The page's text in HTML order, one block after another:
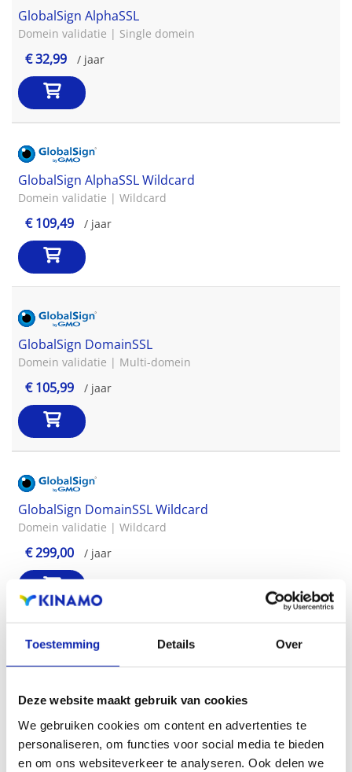
Toestemming Details Over
Deze website maakt gebruik van cookies
We gebruiken cookies om content en advertenties te
personaliseren, om functies voor social media te bieden
en om ons websiteverkeer te analyseren. Ook delen we
GlobalSign AlphaSSL
Domein validatie | Single domein
€ 32,99 / jaar
GlobalSign AlphaSSL Wildcard
Domein validatie | Wildcard
€ 109,49 / jaar
GlobalSign DomainSSL
Domein validatie | Multi-domein
€ 105,99 / jaar
GlobalSign DomainSSL Wildcard
Domein validatie | Wildcard
€ 299,00 / jaar
GlobalSign ExtendedSSL
€ 449,00